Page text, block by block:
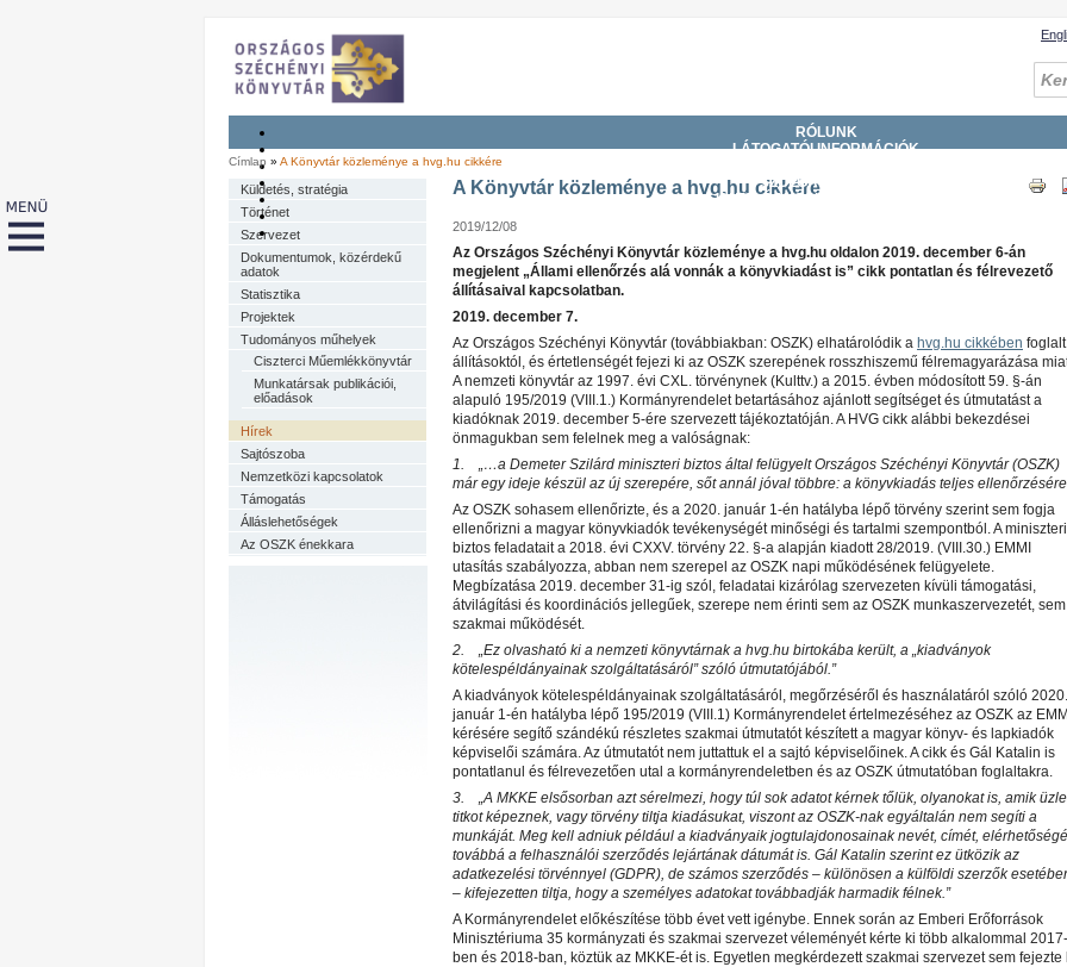
RÓLUNK
LÁTOGATÓI INFORMÁCIÓK
SZOLGÁLTATÁSOK
KATALÓGUSOK, ADATBÁZISOK
Címlap » A Könyvtár közleménye a hvg.hu cikkére
Küldetés, stratégia
Történet
Szervezet
Dokumentumok, közérdekű
adatok
Statisztika
Projektek
Tudományos műhelyek
Ciszterci Műemlékkönyvtár
Munkatársak publikációi,
előadások
Hírek
Sajtószoba
Nemzetközi kapcsolatok
Támogatás
Álláslehetőségek
Az OSZK énekkara
A Könyvtár közleménye a hvg.hu cikkére
2019/12/08
Az Országos Széchényi Könyvtár közleménye a hvg.hu oldalon 2019. december 6-án
megjelent „Állami ellenőrzés alá vonnák a könyvkiadást is” cikk pontatlan és félrevezető
állításaival kapcsolatban.
2019. december 7.
Az Országos Széchényi Könyvtár (továbbiakban: OSZK) elhatárolódik a hvg.hu cikkében foglalt
állításoktól, és értetlenségét fejezi ki az OSZK szerepének rosszhiszemű félremagyarázása
A nemzeti könyvtár az 1997. évi CXL. törvénynek (Kulttv.) a 2015. évben módosított 59. §-án
alapuló 195/2019 (VIII.1.) Kormányrendelet betartásához ajánlott segítséget és útmutatást a
kiadóknak 2019. december 5-ére szervezett tájékoztatóján. A HVG cikk alábbi bekezdései
önmagukban sem felelnek meg a valóságnak:
1. „…a Demeter Szilárd miniszteri biztos által felügyelt Országos Széchényi Könyvtár (OSZK)
már egy ideje készül az új szerepére, sőt annál jóval többre: a könyvkiadás teljes
Az OSZK sohasem ellenőrizte, és a 2020. január 1-én hatályba lépő törvény szerint sem fogja
ellenőrizni a magyar könyvkiadók tevékenységét minőségi és tartalmi szempontból. A miniszteri
biztos feladatait a 2018. évi CXXV. törvény 22. §-a alapján kiadott 28/2019. (VIII.30.) EMMI
utasítás szabályozza, abban nem szerepel az OSZK napi működésének felügyelete.
Megbízatása 2019. december 31-ig szól, feladatai kizárólag szervezeten kívüli támogatási,
átvilágítási és koordinációs jellegűek, szerepe nem érinti sem az OSZK munkaszervezetét, sem
szakmai működését.
2. „Ez olvasható ki a nemzeti könyvtárnak a hvg.hu birtokába került, a „kiadványok
kötelespéldányainak szolgáltatásáról” szóló útmutatójából.”
A kiadványok kötelespéldányainak szolgáltatásáról, megőrzéséről és használatáról szóló 2020.
január 1-én hatályba lépő 195/2019 (VIII.1) Kormányrendelet értelmezéséhez az OSZK az EMMI
kérésére segítő szándékú részletes szakmai útmutatót készített a magyar könyv- és lapkiadók
képviselői számára. Az útmutatót nem juttattuk el a sajtó képviselőinek. A cikk és Gál Katalin is
pontatlanul és félrevezetően utal a kormányrendeletben és az OSZK útmutatóban foglaltakra.
3. „A MKKE elsősorban azt sérelmezi, hogy túl sok adatot kérnek tőlük, olyanokat is, amik
titkot képeznek, vagy törvény tiltja kiadásukat, viszont az OSZK-nak egyáltalán nem segíti a
munkáját. Meg kell adniuk például a kiadványaik jogtulajdonosainak nevét, címét,
továbbá a felhasználói szerződés lejártának dátumát is. Gál Katalin szerint ez ütközik az
adatkezelési törvénnyel (GDPR), de számos szerződés – különösen a külföldi szerzők
– kifejezetten tiltja, hogy a személyes adatokat továbbadják harmadik félnek.”
A Kormányrendelet előkészítése több évet vett igénybe. Ennek során az Emberi Erőforrások
Minisztériuma 35 kormányzati és szakmai szervezet véleményét kérte ki több alkalommal 2017-
ben és 2018-ban, köztük az MKKE-ét is. Egyetlen megkérdezett szakmai szervezet sem fejezte